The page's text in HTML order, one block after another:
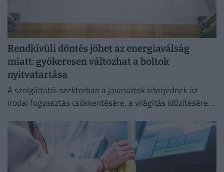
Rendkívüli döntés jöhet az energiaválság
miatt: gyökeresen változhat a boltok
nyitvatartása
A szolgáltatói szektorban a javaslatok kiterjednek az
irodai fogyasztás csökkentésére, a világítás időzítésére